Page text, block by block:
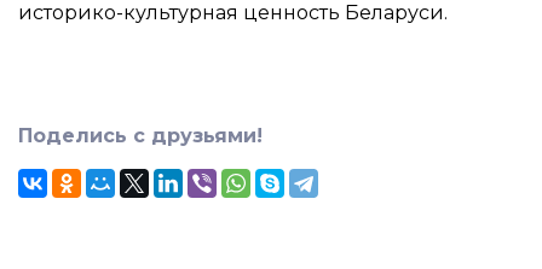
историко-культурная ценность Беларуси.
Поделись с друзьями!